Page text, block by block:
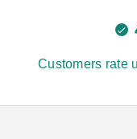
Customers rate